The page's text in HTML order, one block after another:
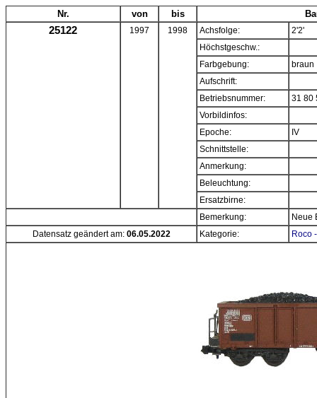
Nr. von bis
25122 1997 1998 Achsfolge:
2'2'
Höchstgeschw.:
Farbgebung:
braun
Aufschrift:
Betriebsnummer:
31 80
Vorbildinfos:
Epoche:
IV
Schnittstelle:
Anmerkung:
Beleuchtung:
Ersatzbirne:
Bemerkung:
Neue
Datensatz geändert am: 06.05.2022 Kategorie: Roco